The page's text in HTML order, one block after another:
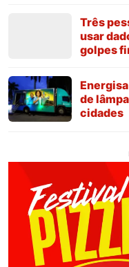
Três
usar
golpes
de
cidades